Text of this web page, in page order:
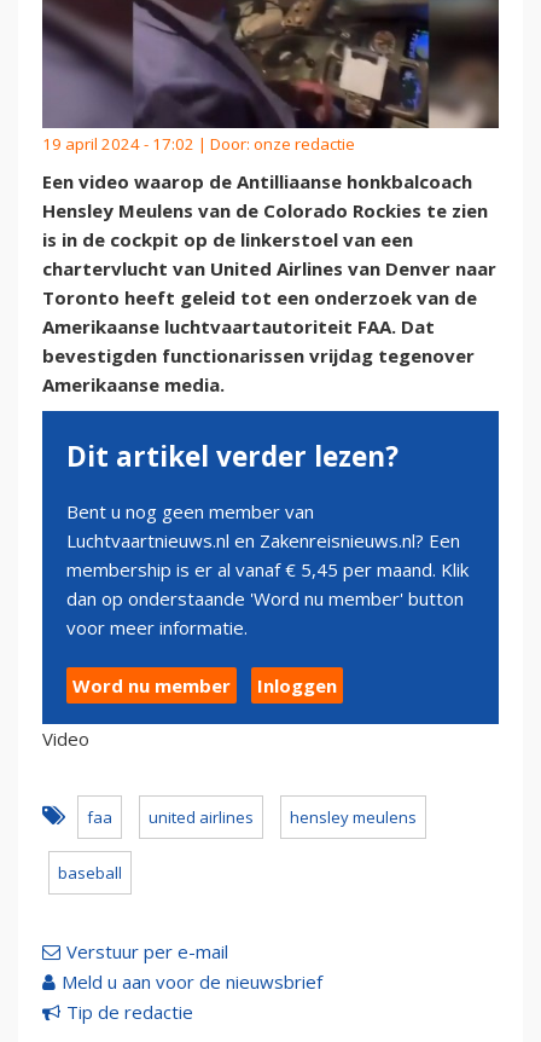
19 april 2024 - 17:02 | Door: onze redactie
Een video waarop de Antilliaanse honkbalcoach
Hensley Meulens van de Colorado Rockies te zien
is in de cockpit op de linkerstoel van een
chartervlucht van United Airlines van Denver naar
Toronto heeft geleid tot een onderzoek van de
Amerikaanse luchtvaartautoriteit FAA. Dat
bevestigden functionarissen vrijdag tegenover
Amerikaanse media.
Dit artikel verder lezen?
Bent u nog geen member van
Luchtvaartnieuws.nl en Zakenreisnieuws.nl? Een
membership is er al vanaf € 5,45 per maand. Klik
dan op onderstaande 'Word nu member' button
voor meer informatie.
Word nu member Inloggen
Video
faa united airlines hensley meulens
baseball
Verstuur per e-mail
Meld u aan voor de nieuwsbrief
Tip de redactie